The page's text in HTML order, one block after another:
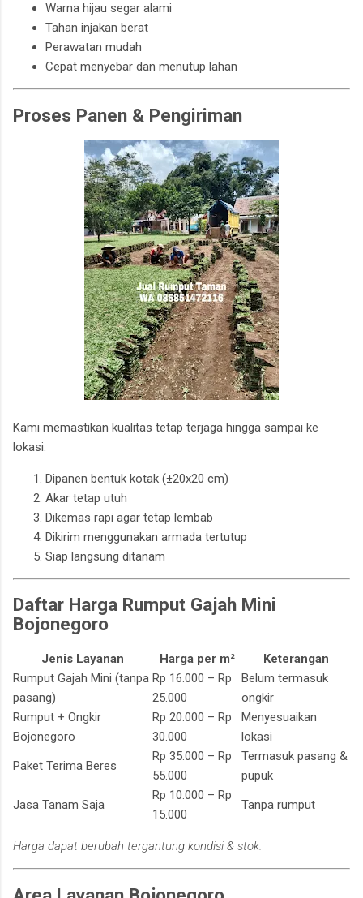
Warna hijau segar alami
Tahan injakan berat
Perawatan mudah
Cepat menyebar dan menutup lahan
Proses Panen & Pengiriman
Kami memastikan kualitas tetap terjaga hingga sampai ke
lokasi:
Dipanen bentuk kotak (±20x20 cm)
Akar tetap utuh
Dikemas rapi agar tetap lembab
Dikirim menggunakan armada tertutup
Siap langsung ditanam
Daftar Harga Rumput Gajah Mini
Bojonegoro
Jenis Layanan Harga per m²
Keterangan
Rumput Gajah Mini (tanpa
pasang)
Rp 16.000 – Rp
25.000
Belum termasuk
ongkir
Rumput + Ongkir
Bojonegoro
Rp 20.000 – Rp
30.000
Menyesuaikan
lokasi
Paket Terima Beres
Rp 35.000 – Rp
55.000
Termasuk pasang &
pupuk
Jasa Tanam Saja
Rp 10.000 – Rp
15.000
Tanpa rumput
Harga dapat berubah tergantung kondisi & stok.